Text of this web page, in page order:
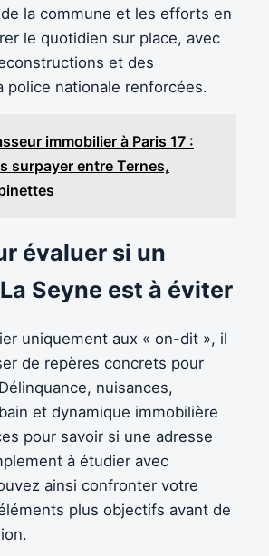
la commune et les efforts en
le quotidien sur place, avec
et des
police nationale renforcées.
immobilier à Paris 17 :
surpayer entre Ternes,
évaluer si un
Seyne est à éviter
uniquement aux « on-dit », il
de repères concrets pour
nuisances,
et dynamique immobilière
pour savoir si une adresse
à étudier avec
ainsi confronter votre
plus objectifs avant de